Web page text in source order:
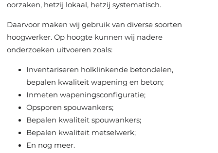
oorzaken, hetzij lokaal, hetzij systematisch.
Daarvoor maken wij gebruik van diverse soorten
hoogwerker. Op hoogte kunnen wij nadere
onderzoeken uitvoeren zoals:
Inventariseren holklinkende betondelen,
bepalen kwaliteit wapening en beton;
Inmeten wapeningsconfiguratie;
Opsporen spouwankers;
Bepalen kwaliteit spouwankers;
Bepalen kwaliteit metselwerk;
En nog meer.